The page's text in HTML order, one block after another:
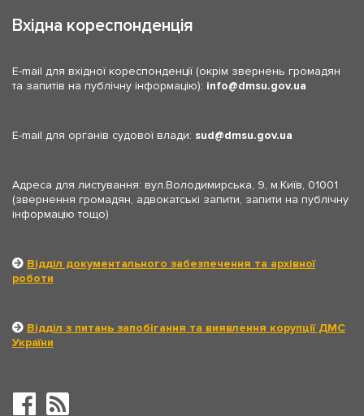
Вхідна кореспонденція
E-mail для вхідної кореспонденції (окрім звернень громадян
та запитів на публічну інформацію): info dmsu.gov.ua
E-mail для органів судової влади: sud dmsu.gov.ua
Адреса для листування: вул.Володимирська, 9, м.Київ, 01001
(звернення громадян, адвокатські запити, запити на публічну
інформацію тощо)
Відділ документального забезпечення та архівної
роботи
Відділ з питань запобігання та виявлення корупції ДМС
України